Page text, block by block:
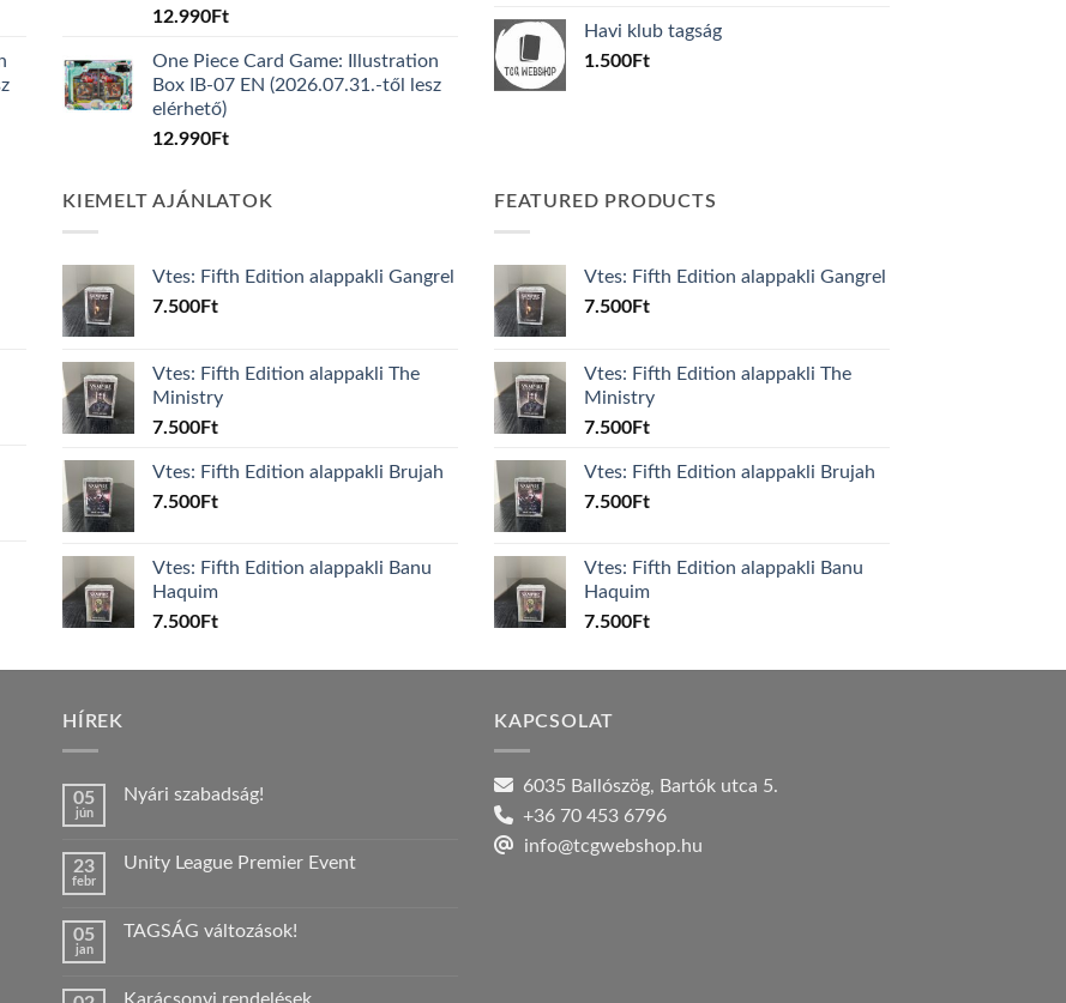
12.990Ft
One Piece Card Game: Illustration
Box IB-07 EN (2026.07.31.-től lesz
elérhető)
12.990Ft
600Ft.100Ft.
Havi klub tagság
1.500Ft
KIEMELT AJÁNLATOK
Vtes: Fifth Edition alappakli Gangrel
7.500Ft
Vtes: Fifth Edition alappakli The
Ministry
7.500Ft
Vtes: Fifth Edition alappakli Brujah
7.500Ft
Vtes: Fifth Edition alappakli Banu
Haquim
7.500Ft
FEATURED PRODUCTS
Vtes: Fifth Edition alappakli Gangrel
7.500Ft
Vtes: Fifth Edition alappakli The
Ministry
7.500Ft
Vtes: Fifth Edition alappakli Brujah
7.500Ft
Vtes: Fifth Edition alappakli Banu
Haquim
7.500Ft
HÍREK
05
jún
Nyári szabadság!
Nyári
23
febr
Unity League Premier Event
Unity
bejegyzéshez
05
jan
TAGSÁG változások!
KAPCSOLAT
6035 Ballószög, Bartók utca 5.
+36 70 453 6796
info@tcgwebshop.hu